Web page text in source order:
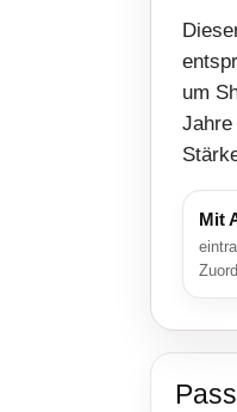
um
Mit